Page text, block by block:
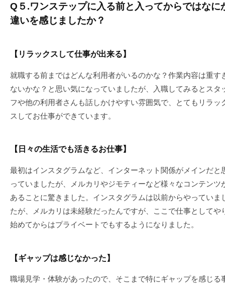
Q５.ワンステップに入る前と入ってからではなに
違いを感じましたか？
【リラックスして仕事が出来る】
就職する前まではどんな利用者がいるのかな？作業内容は重す
ないかな？と思い気になっていましたが、入職してみるとスタ
フや他の利用者さんも話しかけやすい雰囲気で、とてもリラッ
スしてお仕事ができています。
【日々の生活でも活きるお仕事】
最初はインスタグラムなど、インターネット関係がメインだと
っていましたが、メルカリやジモティーなど様々なコンテンツ
あることに驚きました。インスタグラムは以前からやっていま
たが、メルカリは未経験だったんですが、ここで仕事としてや
始めてからはプライベートでもするようになりました。
【ギャップは感じなかった】
職場見学・体験があったので、そこまで特にギャップを感じる